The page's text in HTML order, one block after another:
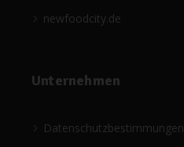
newfoodcity.de
Unternehmen
Datenschutzbestimmungen